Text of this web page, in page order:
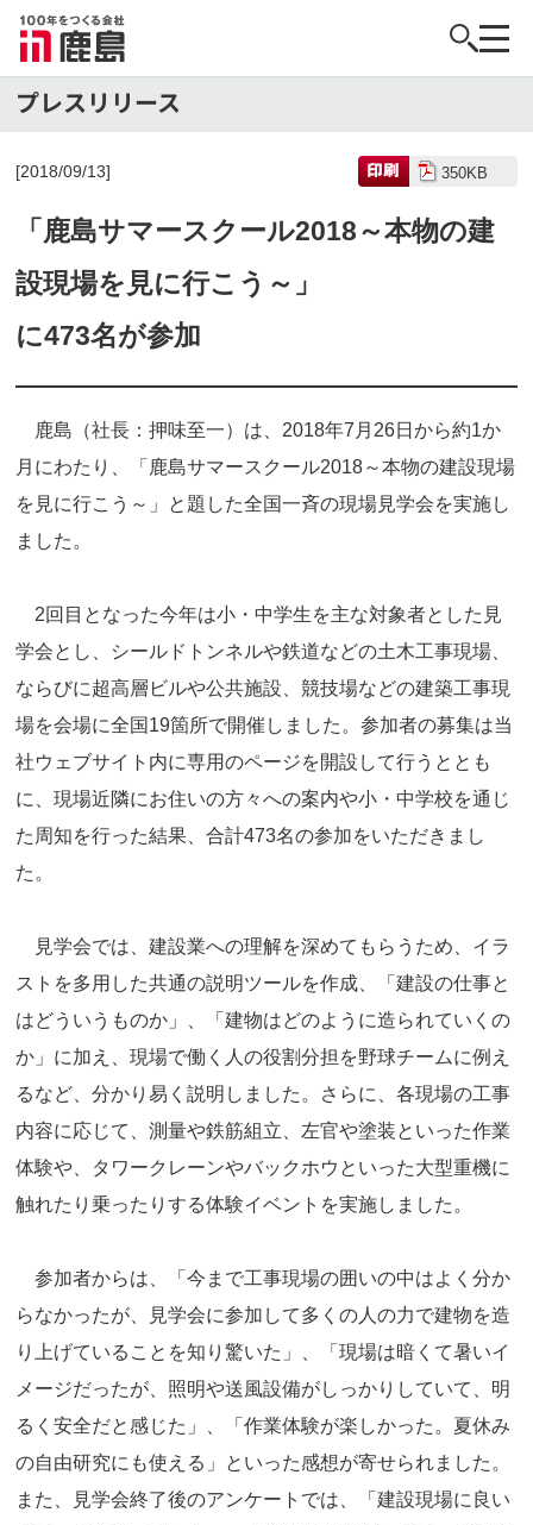
[2018/09/13] 350KB
「鹿島サマースクール2018～本物の建
設現場を見に行こう～」
に473名が参加
鹿島（社長：押味至一）は、2018年7月26日から約1か
月にわたり、「鹿島サマースクール2018～本物の建設現場
を見に行こう～」と題した全国一斉の現場見学会を実施し
ました。
2回目となった今年は小・中学生を主な対象者とした見
学会とし、シールドトンネルや鉄道などの土木工事現場、
ならびに超高層ビルや公共施設、競技場などの建築工事現
場を会場に全国19箇所で開催しました。参加者の募集は当
社ウェブサイト内に専用のページを開設して行うととも
に、現場近隣にお住いの方々への案内や小・中学校を通じ
た周知を行った結果、合計473名の参加をいただきまし
た。
見学会では、建設業への理解を深めてもらうため、イラ
ストを多用した共通の説明ツールを作成、「建設の仕事と
はどういうものか」、「建物はどのように造られていくの
か」に加え、現場で働く人の役割分担を野球チームに例え
るなど、分かり易く説明しました。さらに、各現場の工事
内容に応じて、測量や鉄筋組立、左官や塗装といった作業
体験や、タワークレーンやバックホウといった大型重機に
触れたり乗ったりする体験イベントを実施しました。
参加者からは、「今まで工事現場の囲いの中はよく分か
らなかったが、見学会に参加して多くの人の力で建物を造
り上げていることを知り驚いた」、「現場は暗くて暑いイ
メージだったが、照明や送風設備がしっかりしていて、明
るく安全だと感じた」、「作業体験が楽しかった。夏休み
の自由研究にも使える」といった感想が寄せられました。
また、見学会終了後のアンケートでは、「建設現場に良い